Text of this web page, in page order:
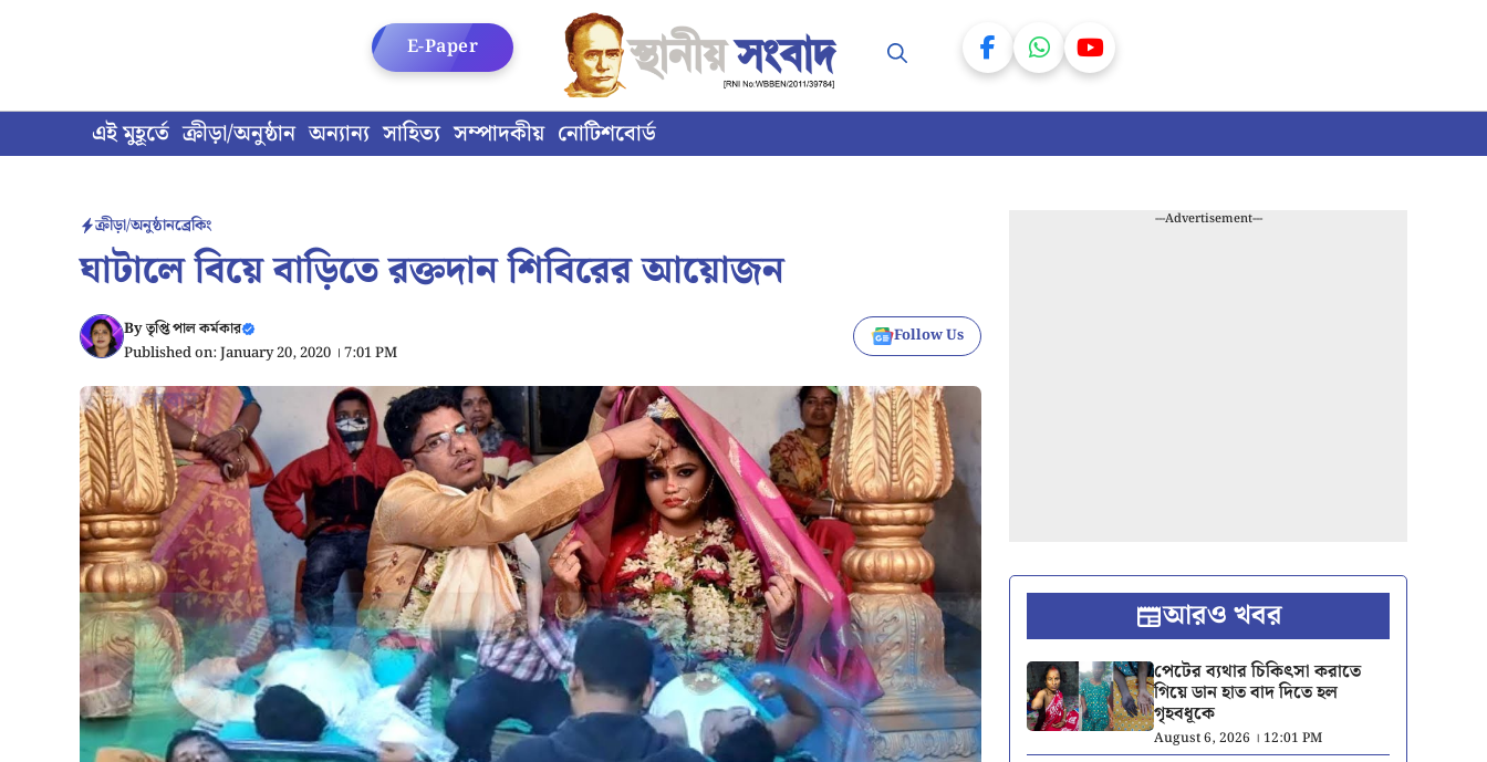
এই মুহূর্তে ক্রীড়া/অনুষ্ঠান অন্যান্য সাহিত্য সম্পাদকীয় নোটিশবোর্ড
E-Paper
ক্রীড়া/অনুষ্ঠানব্রেকিং
ঘাটালে বিয়ে বাড়িতে রক্তদান শিবিরের আয়োজন
Byতৃপ্তি পাল কর্মকার
Published on: January 20, 2020 । 7:01 PM
Follow Us
---Advertisement---
আরও খবর
পেটের ব্যথার চিকিৎসা করাতে
গিয়ে ডান হাত বাদ দিতে হল
গৃহবধূকে
August 6, 2026 । 12:01 PM